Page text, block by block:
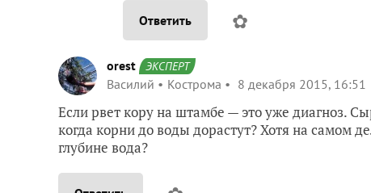
Ответить ✿
orest ЭКСПЕРТ
Василий Кострома 8 декабря 2015, 16:51
Если рвет кору на штамбе — это уже диагноз.
когда корни до воды дорастут? Хотя на самом
глубине вода?